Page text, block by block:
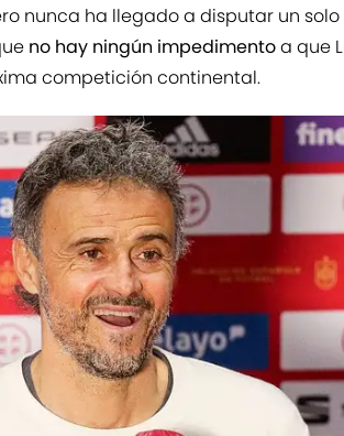
nunca ha llegado a disputar un
no hay ningún impedimentoa que
competición continental.